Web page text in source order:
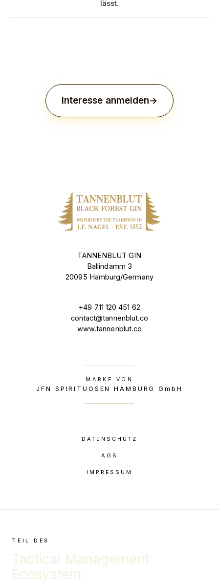
lässt.
Interesse anmelden
TANNENBLUT GIN
Ballindamm 3
20095 Hamburg/Germany
+49 711 120 451 62
contact@tannenblut.co
www.tannenblut.co
MARKE VON
JFN SPIRITUOSEN HAMBURG GmbH
DATENSCHUTZ
AGB
IMPRESSUM
TEIL DES
Tactical Management
Ecosystem